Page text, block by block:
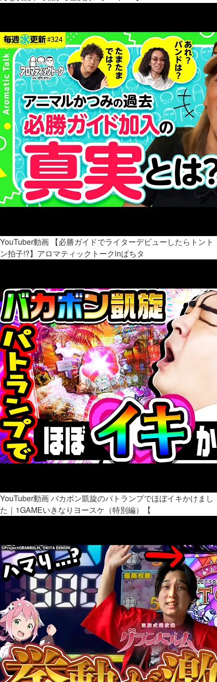
YouTuber動画
【必勝ガイドでライターデビューしたらトント
ン拍子!?】アロマティックトークinぱちタ
YouTuber動画バカボン凱旋のパトランプでほぼイキかけまし
た｜1GAMEいきなりヨースケ（特別編）【